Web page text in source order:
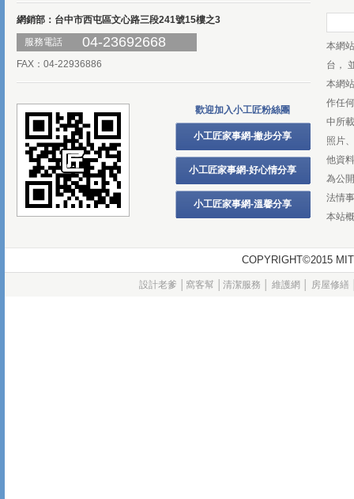
網銷部：台中市西屯區文心路三段241號15樓之3
服務電話
04-23692668
FAX：04-22936886
歡迎加入小工匠粉絲團
小工匠家事網-撇步分享
小工匠家事網-好心情分享
小工匠家事網-溫馨分享
本網
台，
本網
作任
中所
照片
他資
為公
法情
本站
COPYRIGHT©2015
設計老爹 窩客幫 清潔服務 維護網 房屋修繕